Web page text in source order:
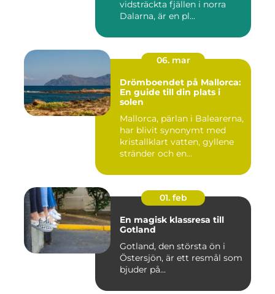
vidsträckta fjällen i norra
Dalarna, är en pl...
06. mar
Drömboendet på Mallorca:
En guide till din plats i
solen
Mallorca, pärlan i Balearerna,
har blivit synonymt med
kristallklart vatten, gyllene
stränder och en...
01. feb
En magisk klassresa till
Gotland
Gotland, den största ön i
Östersjön, är ett resmål som
bjuder på...